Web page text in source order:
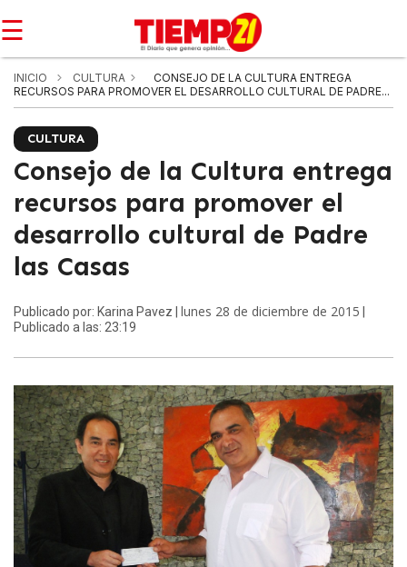
☰
INICIO CULTURA
CONSEJO DE LA CULTURA ENTREGA
RECURSOS PARA PROMOVER EL DESARROLLO CULTURAL DE PADRE...
CULTURA
Consejo de la Cultura entrega
recursos para promover el
desarrollo cultural de Padre
las Casas
Publicado por: Karina Pavez | lunes 28 de diciembre de 2015
Publicado a las: 23:19